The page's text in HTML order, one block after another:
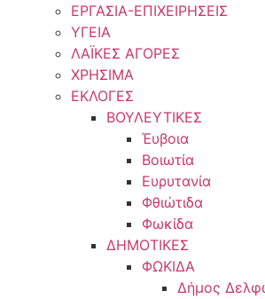
ΕΡΓΑΣΙΑ-ΕΠΙΧΕΙΡΗΣΕΙΣ
ΥΓΕΙΑ
ΛΑΪΚΕΣ ΑΓΟΡΕΣ
ΧΡΗΣΙΜΑ
ΕΚΛΟΓΕΣ
ΒΟΥΛΕΥΤΙΚΕΣ
Έυβοια
Βοιωτία
Ευρυτανία
Φθιώτιδα
Φωκίδα
ΔΗΜΟΤΙΚΕΣ
ΦΩΚΙΔΑ
Δήμος